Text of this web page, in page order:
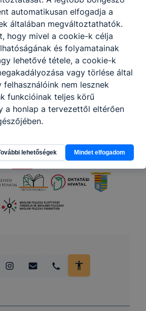
Partnereink
automatikusan elfogadja a
általában megváltoztathatók.
hogy mivel a cookie-k célja
és folyamatainak
lehetővé tétele, a cookie-k
vagy törlése által
nem lesznek
funkcióinak teljes körű
a honlap a tervezettől eltérően
lehetőségek Mindet elfogadom